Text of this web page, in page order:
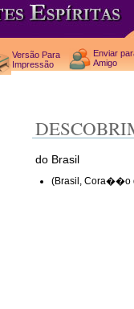
Versão Para
Impressão
Enviar
Amigo
do Brasil
(Brasil, Cora��o